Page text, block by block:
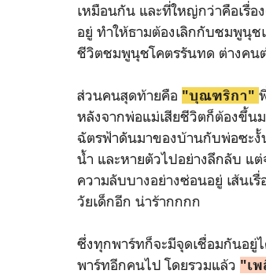
เหมือนกัน และที่ใหญ่กว่าคือเรื่
อยู่ ทำให้ธามต้องเลิกกับชมพูนุ
ชีวิตชมพูนุชโคตรรันทด ต่างคน
ส่วนคนสุดท้ายคือ "บุณฑริกา"
หลังจากพ่อแม่เสียชีวิตก็ต้องขึ้น
ฉัตรฟ้าดันมาของบ้านกับพ่อซะงั้
น้ำ และหายตัวไปอย่างลึกลับ แ
ความลับบางอย่างซ่อนอยู่ เส้นเ
วัยเด็กอีก น่าร้ากกกก
ซึ่งทุกพาร์ทก็จะมีจุดเชื่อมกันอยู่ไ
พาร์ทอีกคนไป โดยรวมแล้ว "เ